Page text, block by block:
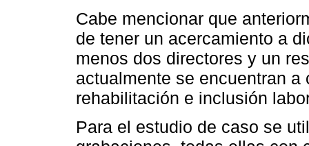
Cabe mencionar que
de tener un acercamiento a
menos dos directores y un
actualmente se encuentran
rehabilitación e inclusión
Para el estudio de caso se